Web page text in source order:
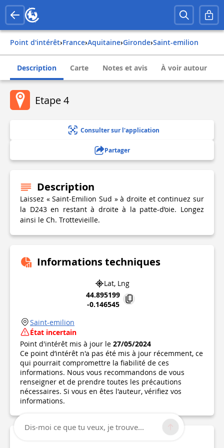
Point d'intérêt› france› aquitaine› gironde› saint-emilion
Description Carte Notes et avis À voir autour
Etape 4
Consulter sur l'application
Partager
Description
Laissez « Saint-Emilion Sud » à droite et continuez sur
la D243 en restant à droite à la patte-d’oie. Longez
ainsi le Ch. Trottevieille.
Informations techniques
Lat, Lng
44.895199
-0.146545
Saint-emilion
État incertain
Point d'intérêt mis à jour le 27/05/2024
Ce point d’intérêt n'a pas été mis à jour récemment, ce
qui pourrait compromettre la fiabilité de ces
informations. Nous vous recommandons de vous
renseigner et de prendre toutes les précautions
nécessaires. Si vous en êtes l'auteur, vérifiez vos
informations.
Dis-moi ce que tu veux, je trouve...